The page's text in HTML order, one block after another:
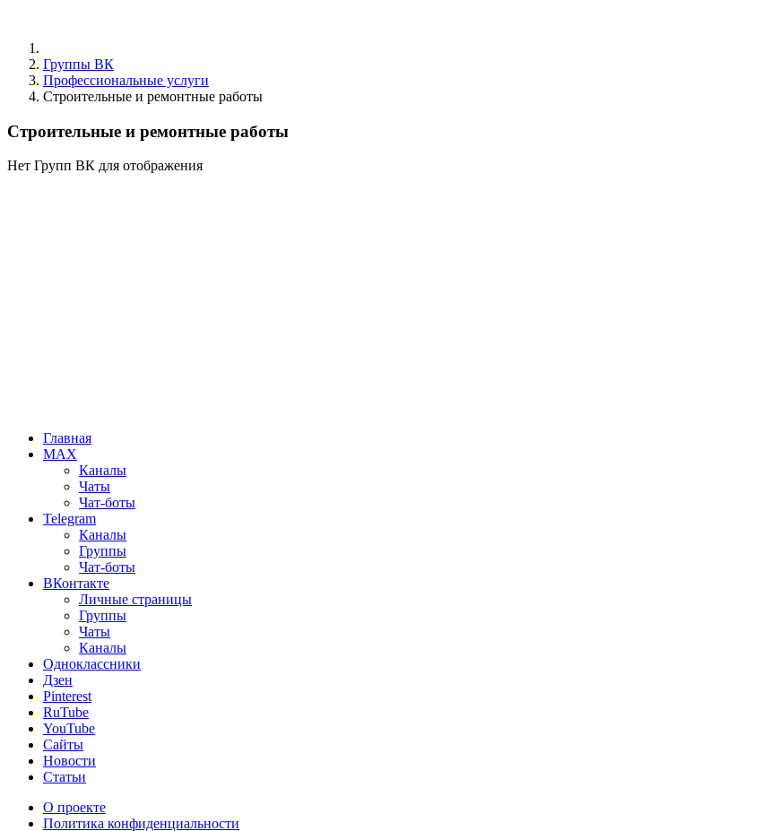
Группы ВК
Профессиональные услуги
Строительные и ремонтные работы
Строительные и ремонтные работы
Нет Групп ВК для отображения
Главная
MAX
Каналы
Чаты
Чат-боты
Telegram
Каналы
Группы
Чат-боты
ВКонтакте
Личные страницы
Группы
Чаты
Каналы
Одноклассники
Дзен
Pinterest
RuTube
YouTube
Сайты
Новости
Статьи
О проекте
Политика конфиденциальности